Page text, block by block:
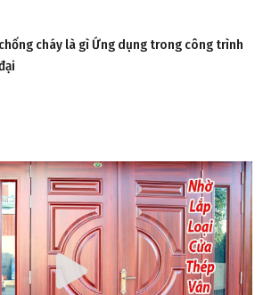
cháy là gì Ứng dụng trong công trình